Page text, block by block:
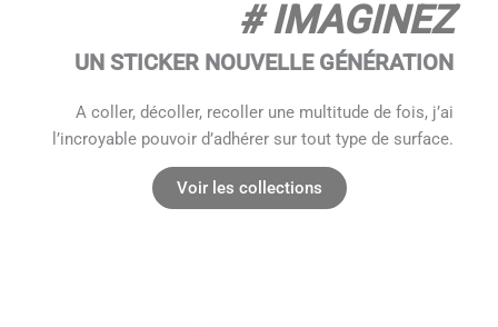
# IMAGINEZ
UN STICKER NOUVELLE GÉNÉRATION
A coller, décoller, recoller une multitude de fois, j’ai
l’incroyable pouvoir d’adhérer sur tout type de surface.
Voir les collections